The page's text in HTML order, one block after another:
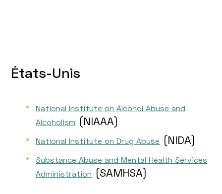
États-Unis
National Institute on Alcohol Abuse and
Alcoholism (NIAAA)
National Institute on Drug Abuse (NIDA)
Substance Abuse and Mental Health Services
Administration (SAMHSA)